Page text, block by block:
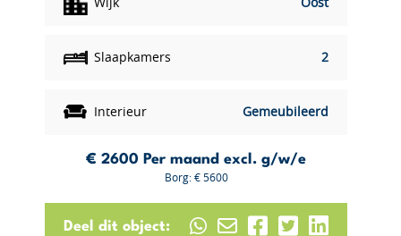
Wijk Oost
Slaapkamers 2
Interieur Gemeubileerd
€ 2600 Per maand excl. g/w/e
Borg: € 5600
Deel dit object: